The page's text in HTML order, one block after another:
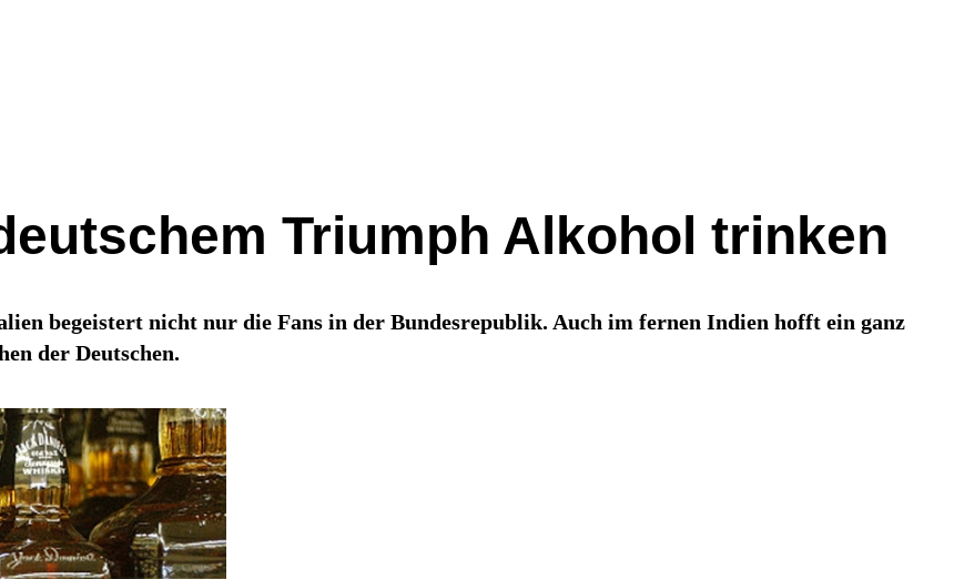
Triumph Alkohol trinken
begeistert nicht nur die Fans in der Bundesrepublik. Auch im fernen Indien hofft ein ganz
der Deutschen.